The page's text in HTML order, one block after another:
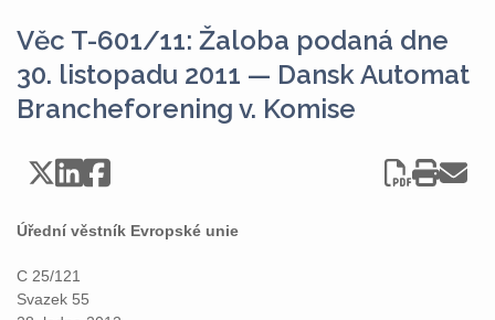
Věc T-601/11: Žaloba podaná dne
30. listopadu 2011 — Dansk Automat
Brancheforening v. Komise
Úřední věstník Evropské unie
C 25/121
Svazek 55